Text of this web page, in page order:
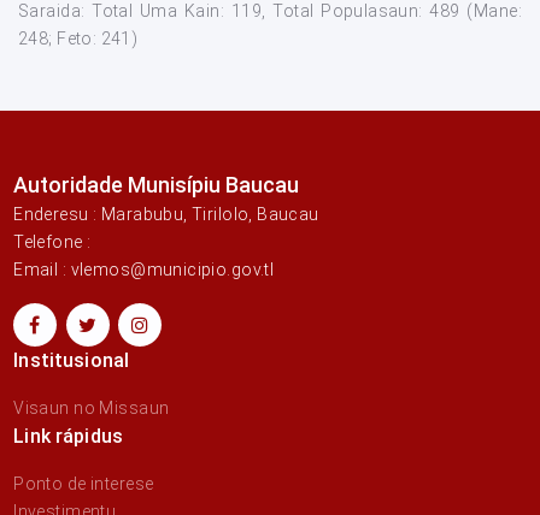
Saraida: Total Uma Kain: 119, Total Populasaun: 489 (Mane:
248; Feto: 241)
Autoridade Munisípiu Baucau
Enderesu : Marabubu, Tirilolo, Baucau
Telefone :
Email : vlemos@municipio.gov.tl
Institusional
Visaun no Missaun
Link rápidus
Ponto de interese